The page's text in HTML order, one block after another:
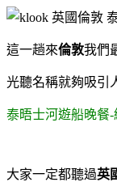
這一趟來倫敦我們
光聽名稱就夠吸引
泰晤士河遊船晚餐-
大家一定都聽過英